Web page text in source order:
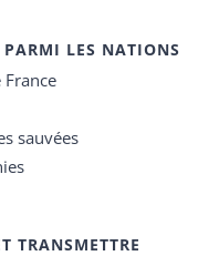
PARMI LES NATIONS
France
sauvées
TRANSMETTRE